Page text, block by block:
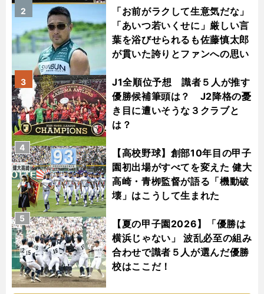
「お前がラクして生意気だな」
「あいつ若いくせに」厳しい言
葉を浴びせられるも佐藤慎太郎
が貫いた誇りとファンへの思い
2
J1全順位予想 識者５人が推す
優勝候補筆頭は？ J2降格の憂
き目に遭いそうな３クラブと
は？
3
【高校野球】創部10年目の甲子
園初出場がすべてを変えた 健大
高崎・青栁監督が語る「機動破
壊」はこうして生まれた
4
【夏の甲子園2026】「優勝は
横浜じゃない」 波乱必至の組み
合わせで識者５人が選んだ優勝
校はここだ！
5